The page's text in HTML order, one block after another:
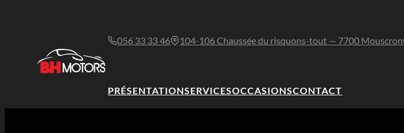
056 33 33 46 104-106 Chaussée du risquons-tout — 7700 Mouscron
PRÉSENTATIONSERVICESOCCASIONSCONTACT